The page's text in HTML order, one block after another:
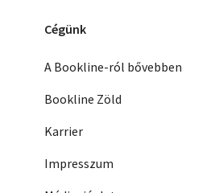
Cégünk
A Bookline-ról bővebben
Bookline Zöld
Karrier
Impresszum